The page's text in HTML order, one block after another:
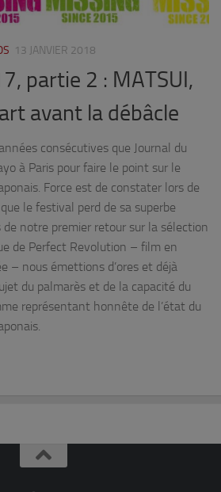
13 JANVIER 2018
partie 2 : MATSUI,
avant la débâcle
consécutives que Journal du
à Paris pour faire le point sur le
Force est de constater lors de
le festival perd de sa superbe
de notre premier retour sur la sélection
de Perfect Revolution – film en
– nous émettions d’ores et déjà
du palmarès et de la capacité du
représentant honnête de l’état du